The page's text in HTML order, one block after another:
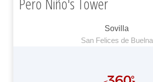
Sovilla
San Felices de Buelna